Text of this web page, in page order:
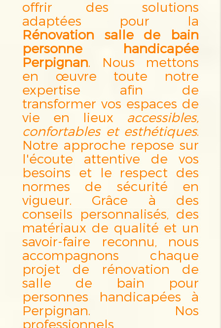
offrir des solutions
adaptées pour la
Rénovation salle de bain
personne handicapée
Perpignan. Nous mettons
en œuvre toute notre
expertise afin de
transformer vos espaces de
vie en lieux accessibles,
confortables et esthétiques.
Notre approche repose sur
l'écoute attentive de vos
besoins et le respect des
normes de sécurité en
vigueur. Grâce à des
conseils personnalisés, des
matériaux de qualité et un
savoir-faire reconnu, nous
accompagnons chaque
projet de rénovation de
salle de bain pour
personnes handicapées à
Perpignan. Nos
professionnels